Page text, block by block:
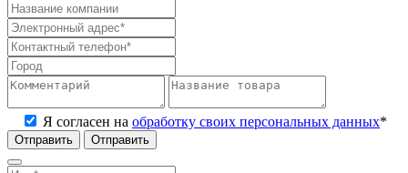
Я согласен на обработку своих персональных данных*
Отправить